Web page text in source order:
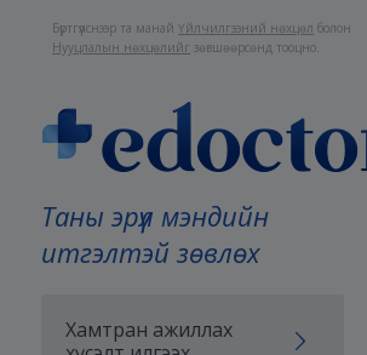
Таны эрүүл мэндийн
итгэлтэй зөвлөх
Хамтран ажиллах
Бүртгүүлснээр та манайҮйлчилгээний нөхцөл болон
Нууцлалын нөхцөлийг зөвшөөрсөнд тооцно.